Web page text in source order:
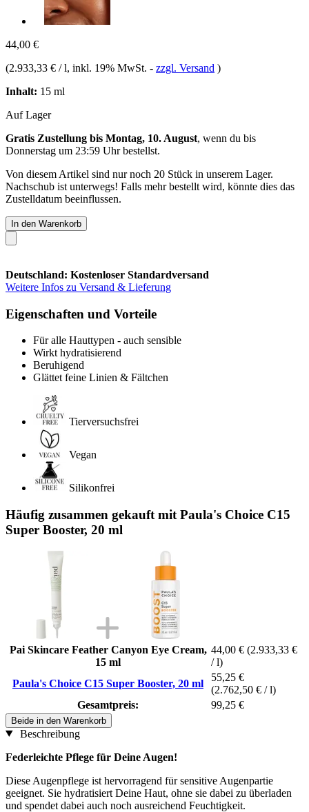
44,00 €
(2.933,33 € / l, inkl. 19% MwSt. - zzgl. Versand )
Inhalt: 15 ml
Auf Lager
Gratis Zustellung bis Montag, 10. August, wenn du bis
Donnerstag um 23:59 Uhrbestellst.
Von diesem Artikel sind nur noch 20 Stück in unserem Lager.
Nachschub ist unterwegs! Falls mehr bestellt wird, könnte dies das
Zustelldatum beeinflussen.
In den Warenkorb
Deutschland: Kostenloser Standardversand
Weitere Infos zu Versand & Lieferung
Eigenschaften und Vorteile
Für alle Hauttypen - auch sensible
Wirkt hydratisierend
Beruhigend
Glättet feine Linien & Fältchen
Tierversuchsfrei
Vegan
Silikonfrei
Häufig zusammen gekauft mit Paula's Choice C15
Super Booster, 20 ml
Pai Skincare Feather Canyon Eye Cream,
15 ml
44,00 € (2.933,33 €
/ l)
Paula's Choice C15 Super Booster, 20 ml
55,25 €
(2.762,50 € / l)
Gesamtpreis:
99,25 €
Beide in den Warenkorb
Beschreibung
Federleichte Pflege für Deine Augen!
Diese Augenpflege ist hervorragend für sensitive Augenpartie
geeignet. Sie hydratisiert Deine Haut, ohne sie dabei zu überladen
und spendet dabei auch noch ausreichend Feuchtigkeit.